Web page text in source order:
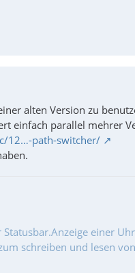
alten Version zu
einfach parallel mehrer
12…-path-switcher/
einer
schreiben und lesen